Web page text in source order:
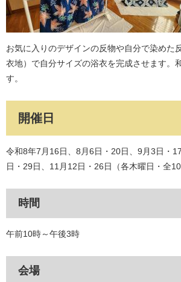
お気に入りのデザインの反物や自分で染めた
衣地）で自分サイズの浴衣を完成させます。
す。​
開催日
令和8年7月16日、8月6日・20日、9月3日・
日・29日、11月12日・26日（各木曜日・全10
時間
午前10時～午後3時
会場